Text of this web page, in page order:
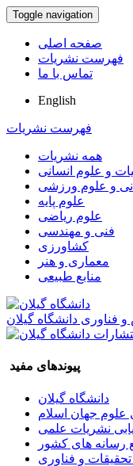
Toggle navigation
صفحه اصلی
فهرست نشریات
تماس با ما
English
فهرست نشریات
همه نشریات
و علوم انسانی
و علوم ورزشی
علوم پایه
علوم ریاضی
فنی و مهندسی
کشاورزی
معماری و هنر
منابع طبیعی
فناوری دانشگاه گیلان
پیوندهای مفید
دانشگاه گیلان
علوم جهان اسلام
نشریات علمی
رسانه های کشور
و فناوری